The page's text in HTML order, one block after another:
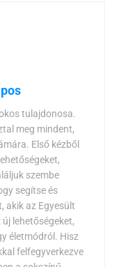
tulajdonosa.
meg mindent,
Első kézből
szembe
segítse és
akik az Egyesült
lehetőségeket,
életmódról. Hisz
felfegyverkezve